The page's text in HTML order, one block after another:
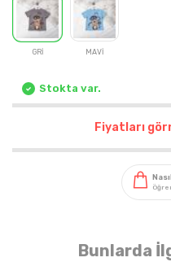
GRİ MAVİ
Stokta var.
Fiyatları
Bunlarda